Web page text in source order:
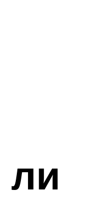
ли